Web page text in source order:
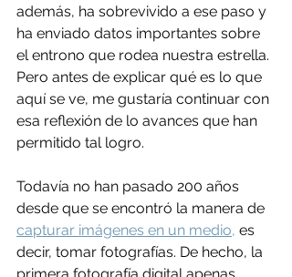
además, ha sobrevivido a ese paso y
ha enviado datos importantes sobre
el entrono que rodea nuestra estrella.
Pero antes de explicar qué es lo que
aquí se ve, me gustaría continuar con
esa reflexión de lo avances que han
permitido tal logro.
Todavía no han pasado 200 años
desde que se encontró la manera de
capturar imágenes en un medio, es
decir, tomar fotografías. De hecho, la